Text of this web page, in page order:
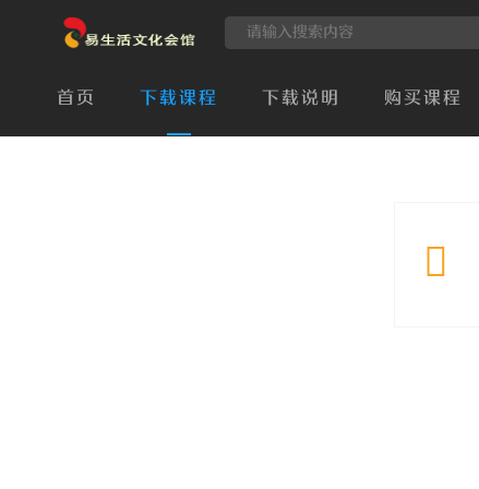
首页 下载课程 下载说明 购买课程